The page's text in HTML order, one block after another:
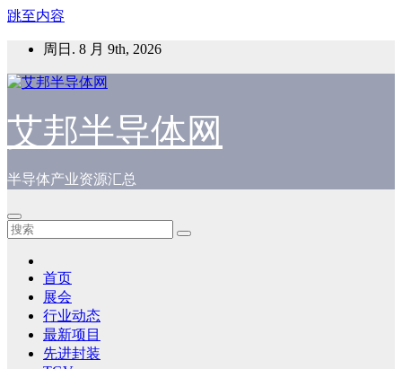
跳至内容
周日. 8 月 9th, 2026
艾邦半导体网
半导体产业资源汇总
首页
展会
行业动态
最新项目
先进封装